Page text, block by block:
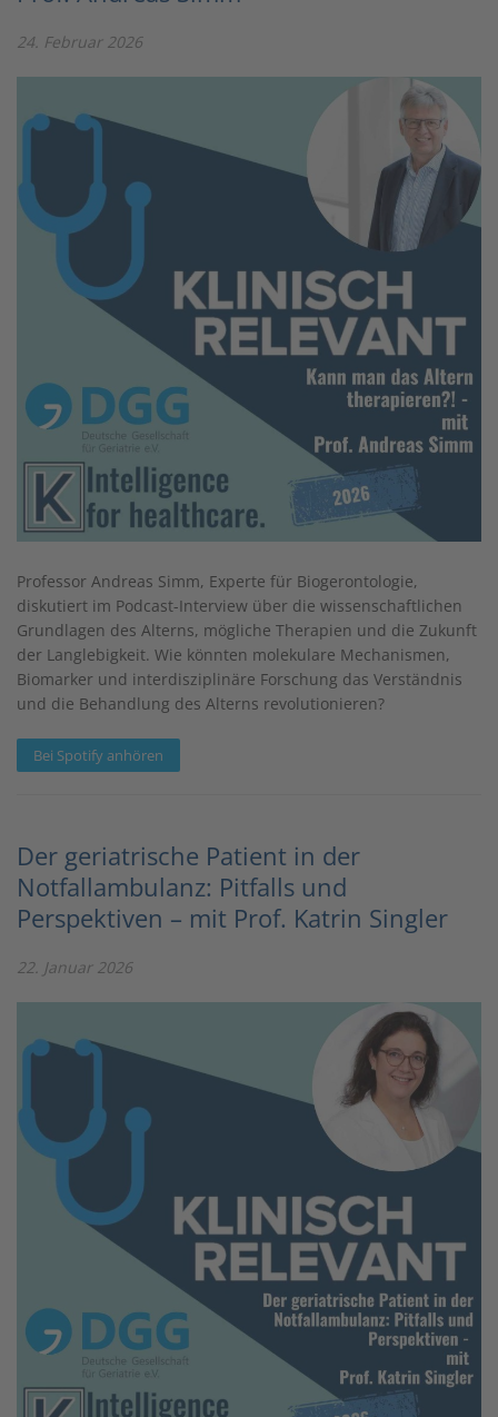
24. Februar 2026
Professor Andreas Simm, Experte für Biogerontologie,
diskutiert im Podcast-Interview über die wissenschaftlichen
Grundlagen des Alterns, mögliche Therapien und die Zukunft
der Langlebigkeit. Wie könnten molekulare Mechanismen,
Biomarker und interdisziplinäre Forschung das Verständnis
und die Behandlung des Alterns revolutionieren?
Bei Spotify anhören
Der geriatrische Patient in der
Notfallambulanz: Pitfalls und
Perspektiven – mit Prof. Katrin Singler
22. Januar 2026